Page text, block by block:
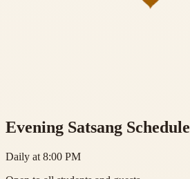
Evening Satsang Schedule
Daily at 8:00 PM